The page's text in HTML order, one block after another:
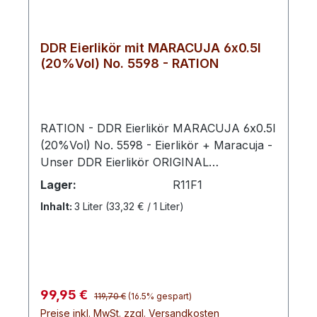
DDR Eierlikör mit MARACUJA 6x0.5l
(20%Vol) No. 5598 - RATION
RATION - DDR Eierlikör MARACUJA 6x0.5l
(20%Vol) No. 5598 - Eierlikör + Maracuja -
Unser DDR Eierlikör ORIGINAL
5593 verfeinert mit Maracuja bringt
cremigen Genuss und exotische Frische in
perfekte Balance. Die samtige Textur des
pur genossen, auf Eis oder als kreative
Lager: R11F1
Inhalt: 3 Liter (33,32 € / 1 Liter)
Verkaufspreis:
99,95 € Regulärer Preis:
119,70 € (16.5% gespart)
Preise inkl. MwSt. zzgl. Versandkosten